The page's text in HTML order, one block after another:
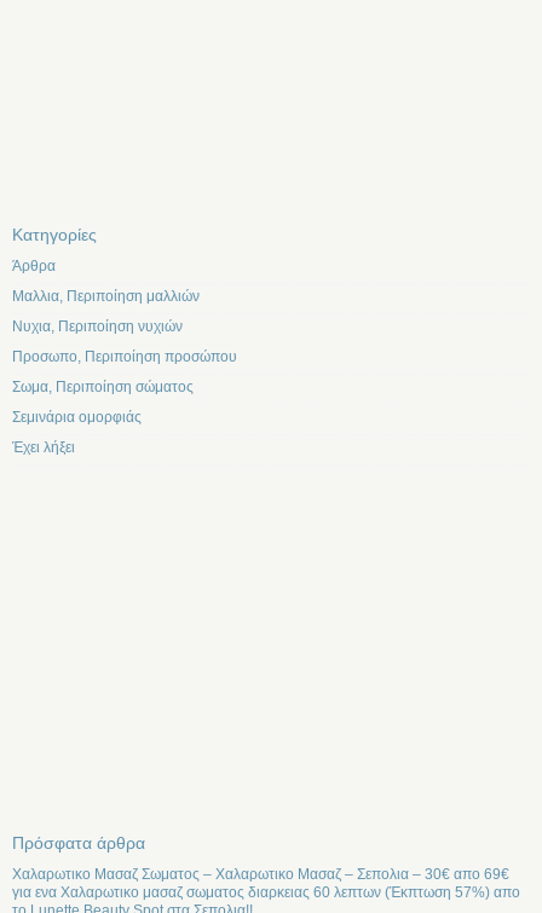
Kατηγορίες
Άρθρα
Μαλλια, Περιποίηση μαλλιών
Νυχια, Περιποίηση νυχιών
Προσωπο, Περιποίηση προσώπου
Σωμα, Περιποίηση σώματος
Σεμινάρια ομορφιάς
Έχει λήξει
Πρόσφατα άρθρα
Χαλαρωτικο Μασαζ Σωματος – Χαλαρωτικο Μασαζ – Σεπολια – 30€ απο 69€
για ενα Χαλαρωτικο μασαζ σωματος διαρκειας 60 λεπτων (Έκπτωση 57%) απο